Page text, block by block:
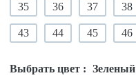
35
36 37 38
43 44 45 46
Выбрать цвет : Зеленый